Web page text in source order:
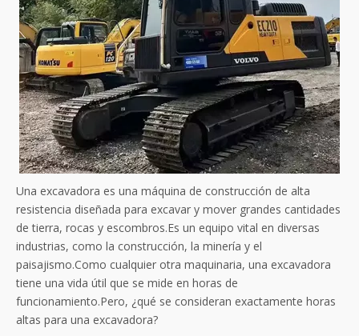
Una excavadora es una máquina de construcción de alta
resistencia diseñada para excavar y mover grandes cantidades
de tierra, rocas y escombros.Es un equipo vital en diversas
industrias, como la construcción, la minería y el
paisajismo.Como cualquier otra maquinaria, una excavadora
tiene una vida útil que se mide en horas de
funcionamiento.Pero, ¿qué se consideran exactamente horas
altas para una excavadora?